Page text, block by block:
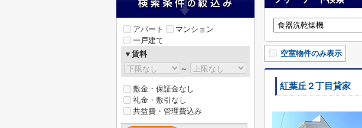
空室物件のみ表示
紅葉丘２丁目貸家
アパート
マンション
一戸建て
▼賃料
～
敷金・保証金なし
礼金・敷引なし
共益費・管理費込み